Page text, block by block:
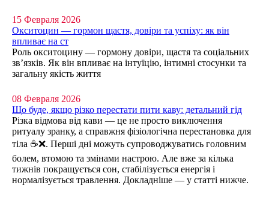
15 Февраля 2026
Окситоцин — гормон щастя, довіри та успіху: як він
впливає на ст
Роль окситоцину — гормону довіри, щастя та соціальних
зв’язків. Як він впливає на інтуїцію, інтимні стосунки та
загальну якість життя
08 Февраля 2026
Що буде, якщо різко перестати пити каву: детальний гід
Різка відмова від кави — це не просто виключення
ритуалу зранку, а справжня фізіологічна перестановка для
тіла ☕❌. Перші дні можуть супроводжуватись головним
болем, втомою та змінами настрою. Але вже за кілька
тижнів покращується сон, стабілізується енергія і
нормалізується травлення. Докладніше — у статті нижче.